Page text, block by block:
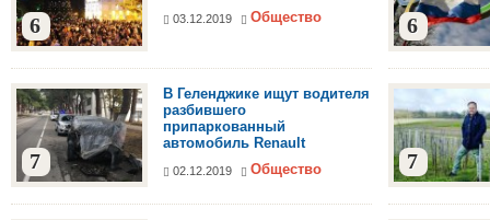
6 03.12.2019 Общество
7
В Геленджике ищут водителя
разбившего
припаркованный
автомобиль Renault
02.12.2019 Общество
6
7